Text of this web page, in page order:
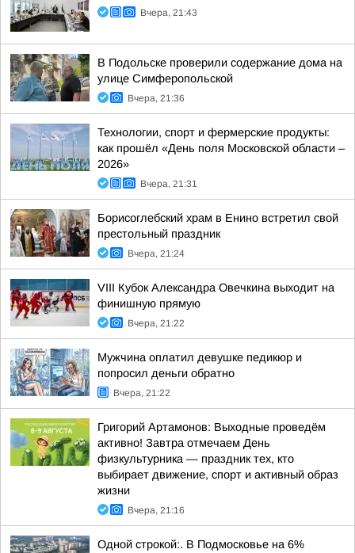
Вчера, 21:43
В Подольске проверили содержание дома на
улице Симферопольской
Вчера, 21:36
Технологии, спорт и фермерские продукты:
как прошёл «День поля Московской области –
2026»
Вчера, 21:31
Борисоглебский храм в Енино встретил свой
престольный праздник
Вчера, 21:24
VIII Кубок Александра Овечкина выходит на
финишную прямую
Вчера, 21:22
Мужчина оплатил девушке педикюр и
попросил деньги обратно
Вчера, 21:22
Григорий Артамонов: Выходные проведём
активно! Завтра отмечаем День
физкультурника — праздник тех, кто
выбирает движение, спорт и активный образ
жизни
Вчера, 21:16
Одной строкой:. В Подмосковье на 6%